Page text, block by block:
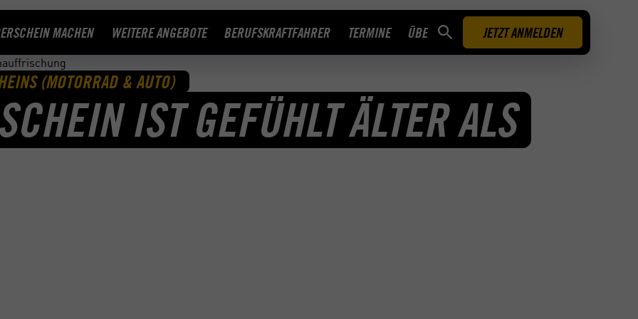
MACHEN WEITERE ANGEBOTE BERUFSKRAFTFAHRER TERMINE ÜBER UNS JETZT ANMELDEN
(MOTORRAD & AUTO)
IST GEFÜHLT ÄLTER ALS